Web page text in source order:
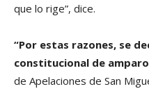
que lo rige”, dice.
“Por estas razones, se
constitucional de
de Apelaciones de San